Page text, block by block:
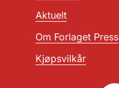
Aktuelt
Om Forlaget Press
Kjøpsvilkår